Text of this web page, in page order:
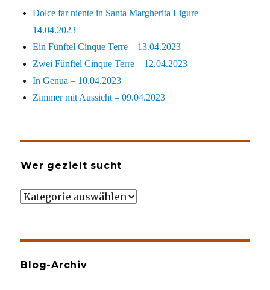
Dolce far niente in Santa Margherita Ligure –
14.04.2023
Ein Fünftel Cinque Terre – 13.04.2023
Zwei Fünftel Cinque Terre – 12.04.2023
In Genua – 10.04.2023
Zimmer mit Aussicht – 09.04.2023
Wer gezielt sucht
Wer
Blog-Archiv